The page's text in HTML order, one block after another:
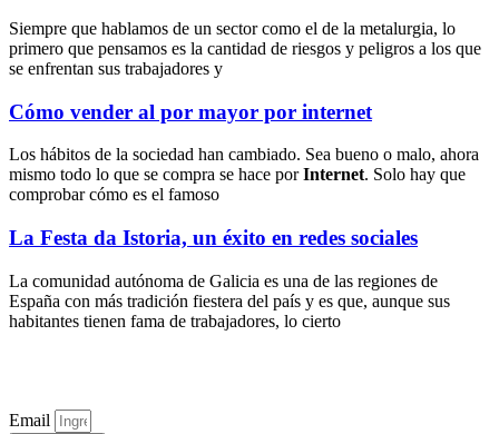
Siempre que hablamos de un sector como el de la metalurgia, lo
primero que pensamos es la cantidad de riesgos y peligros a los que
se enfrentan sus trabajadores y
Cómo vender al por mayor por internet
Los hábitos de la sociedad han cambiado. Sea bueno o malo, ahora
mismo todo lo que se compra se hace porInternet. Solo hay que
comprobar cómo es el famoso
La Festa da Istoria, un éxito en redes sociales
La comunidad autónoma de Galicia es una de las regiones de
España con más tradición fiestera del país y es que, aunque sus
habitantes tienen fama de trabajadores, lo cierto
Email